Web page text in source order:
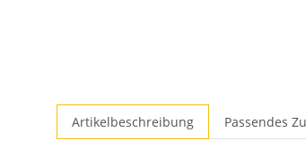
Artikelbeschreibung Passendes